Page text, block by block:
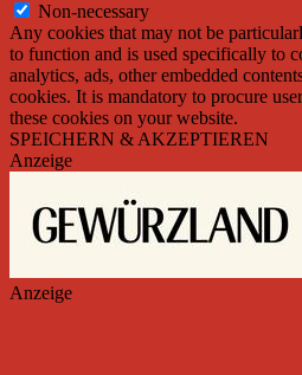
Non-necessary
Any cookies that may not be
to function and is used specifically to
analytics, ads, other embedded
cookies. It is mandatory to procure
these cookies on your website.
SPEICHERN & AKZEPTIEREN
Anzeige
Anzeige